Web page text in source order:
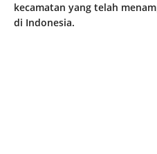
kecamatan yang telah
di Indonesia.